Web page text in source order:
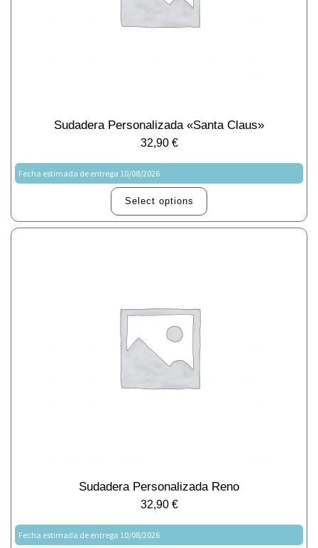
Sudadera Personalizada «Santa Claus»
32,90 €
Fecha estimada de entrega 10/08/2026
Select options
Sudadera Personalizada Reno
32,90 €
Fecha estimada de entrega 10/08/2026